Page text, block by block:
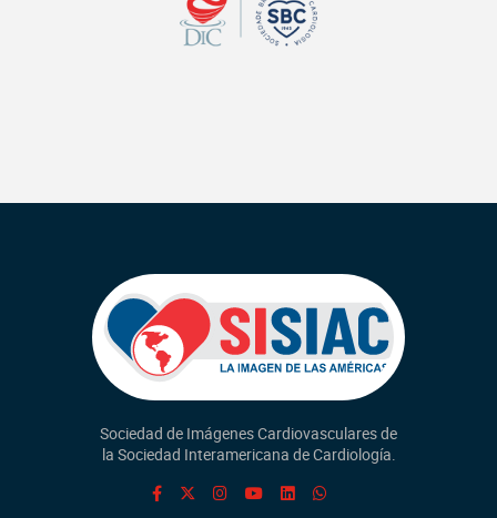
Sociedad de Imágenes Cardiovasculares de
la Sociedad Interamericana de Cardiología.